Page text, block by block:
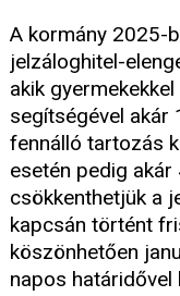
A kormány 2025-
jelzáloghitel-
akik
segítségével akár
fennálló tartozás
esetén pedig
csökkenthetjük a
kapcsán történt
köszönhetően
napos határidővel